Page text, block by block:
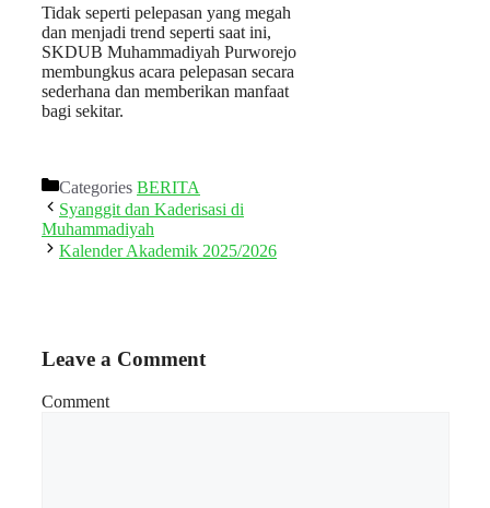
Tidak seperti pelepasan yang megah
dan menjadi trend seperti saat ini,
SKDUB Muhammadiyah Purworejo
membungkus acara pelepasan secara
sederhana dan memberikan manfaat
bagi sekitar.
Categories BERITA
Syanggit dan Kaderisasi di
Muhammadiyah
Kalender Akademik 2025/2026
Leave a Comment
Comment